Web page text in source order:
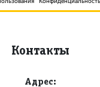
Контакты
Адрес: